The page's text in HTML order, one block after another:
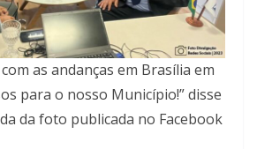
as andanças em Brasília em
para o nosso Município!” disse
da foto publicada no Facebook